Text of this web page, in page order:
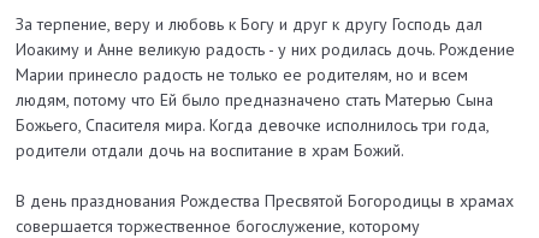
За терпение, веру и любовь к Богу и друг к другу Господь дал
Иоакиму и Анне великую радость - у них родилась дочь. Рождение
Марии принесло радость не только ее родителям, но и всем
людям, потому что Ей было предназначено стать Матерью Сына
Божьего, Спасителя мира. Когда девочке исполнилось три года,
родители отдали дочь на воспитание в храм Божий.
В день празднования Рождества Пресвятой Богородицы в храмах
совершается торжественное богослужение, которому